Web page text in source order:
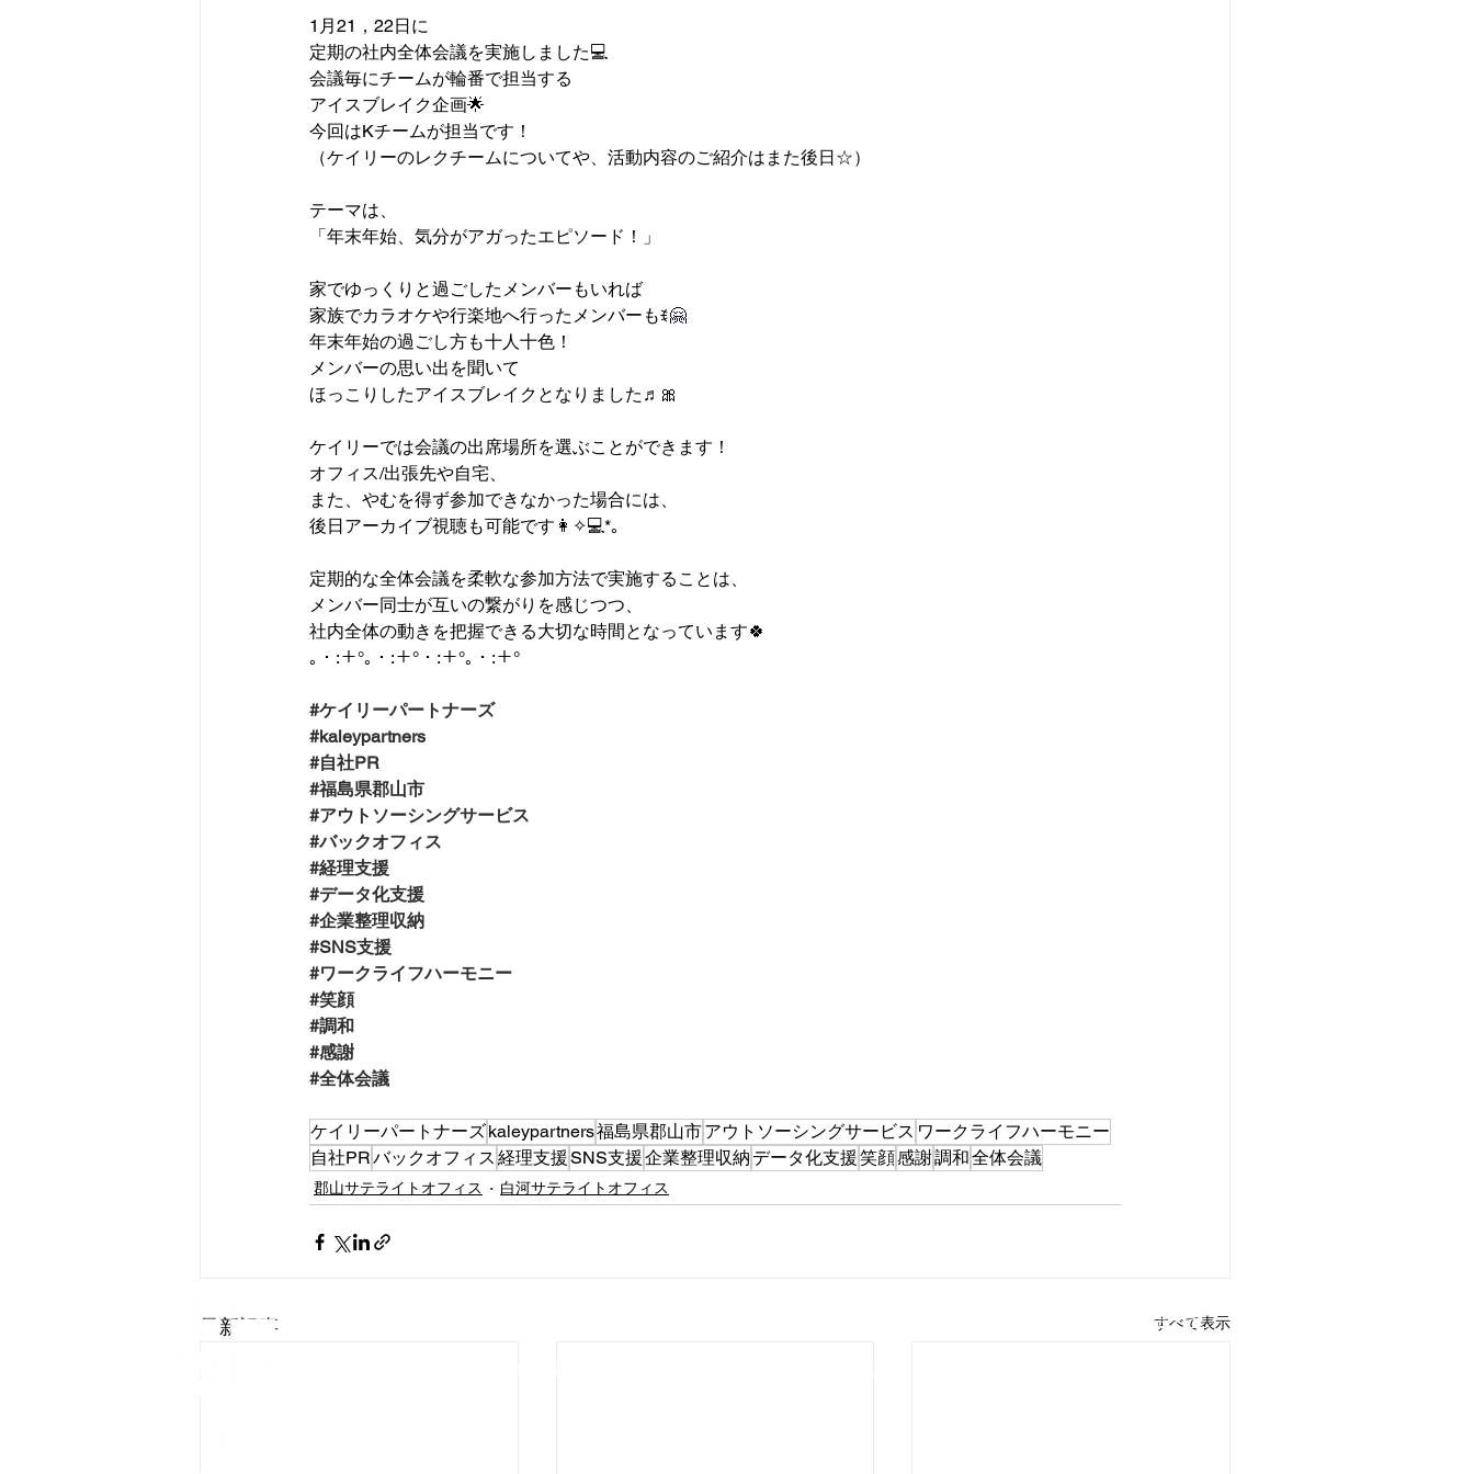
1月21，22日に
定期の社内全体会議を実施しました💻
会議毎にチームが輪番で担当する
アイスブレイク企画🌟
今回はKチームが担当です！
（ケイリーのレクチームについてや、活動内容のご紹介はまた後日☆）
テーマは、
「年末年始、気分がアガったエピソード！」
家でゆっくりと過ごしたメンバーもいれば
家族でカラオケや行楽地へ行ったメンバーもꉂ🤗
年末年始の過ごし方も十人十色！
メンバーの思い出を聞いて
ほっこりしたアイスブレイクとなりました♬🎀
ケイリーでは会議の出席場所を選ぶことができます！
オフィス/出張先や自宅、
また、やむを得ず参加できなかった場合には、
後日アーカイブ視聴も可能です👩‍✧💻*｡
定期的な全体会議を柔軟な参加方法で実施することは、
メンバー同士が互いの繋がりを感じつつ、
社内全体の動きを把握できる大切な時間となっています🍀
｡・:＋°｡・:＋°・:＋°｡・:＋°
#ケイリーパートナーズ
#kaleypartners
#自社PR
#福島県郡山市
#アウトソーシングサービス
#バックオフィス
#経理支援
#データ化支援
#企業整理収納
#SNS支援
#ワークライフハーモニー
#笑顔
#調和
#感謝
#全体会議
ケイリーパートナーズkaleypartners福島県郡山市アウトソーシングサービス ワークライフハーモニー
自社PRバックオフィス 経理支援SNS支援企業整理収納 データ化支援笑顔感謝調和全体会議
郡山サテライトオフィス 白河サテライトオフィス
最新記事 すべて表示
​お問い合わせ